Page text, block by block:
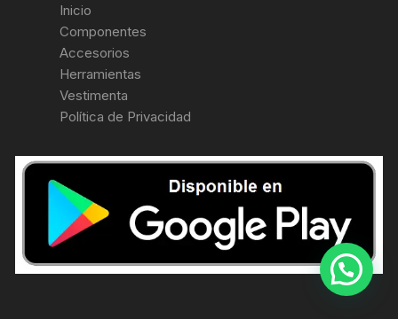
Inicio
Componentes
Accesorios
Herramientas
Vestimenta
Política de Privacidad